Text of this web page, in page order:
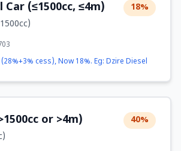
Car (≤1500cc, ≤4m) 18%
cess), Now 18%. Eg: Dzire Diesel
or >4m) 40%